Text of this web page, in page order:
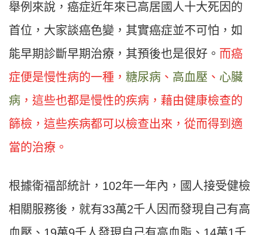
舉例來說，癌症近年來已高居國人十大死因的
首位，大家談癌色變，其實癌症並不可怕，如
能早期診斷早期治療，其預後也是很好。 而癌
症便是慢性病的一種， 糖尿病 、 高血壓 、 心臟
病 ，這些也都是慢性的疾病，藉由健康檢查的
篩檢，這些疾病都可以檢查出來，從而得到適
當的治療。
根據衛福部統計，102年一年內，國人接受健檢
相關服務後，就有33萬2千人因而發現自己有高